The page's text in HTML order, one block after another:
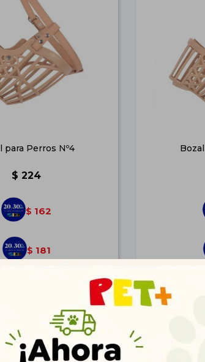
para Perros Nº4
$ 224
$ 162
$ 181